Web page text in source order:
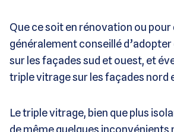
Que ce soit en rénovation ou pour
généralement conseillé
sur les façades sud et ouest, et
triple vitrage sur les façades nord
Le triple vitrage, bien que plus
de même quelques inconvénients